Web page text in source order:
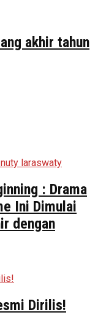
akhir tahun
: Drama
Ini Dimulai
dengan
Dirilis!